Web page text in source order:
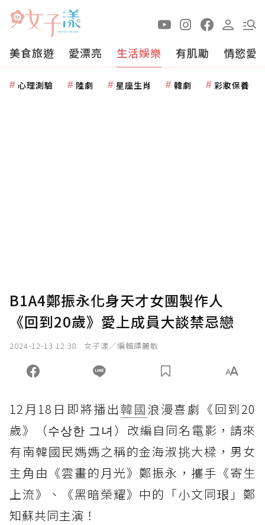
美食旅遊 愛漂亮 生活娛樂 有肌勵 情慾愛
心理測驗 陸劇 星座生肖 韓劇 彩妝保養
B1A4鄭振永化身天才女團製作人
《回到20歲》愛上成員大談禁忌戀
2024-12-13 12:38 女子漾／編輯譚麗敏
12月18日即將播出韓國浪漫喜劇《回到20
歲》（수상한 그녀）改編自同名電影，請來
有南韓國民媽媽之稱的金海淑挑大樑，男女
主角由《雲畫的月光》鄭振永，攜手《寄生
上流》、《黑暗榮耀》中的「小文同珢」鄭
知蘇共同主演！